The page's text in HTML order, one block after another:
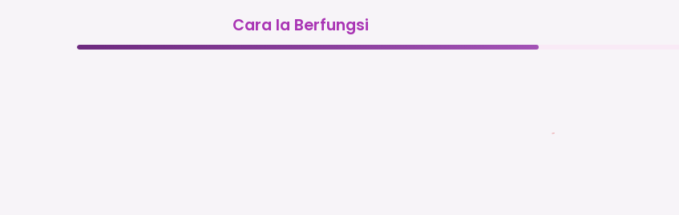
Cara Ia Berfungsi